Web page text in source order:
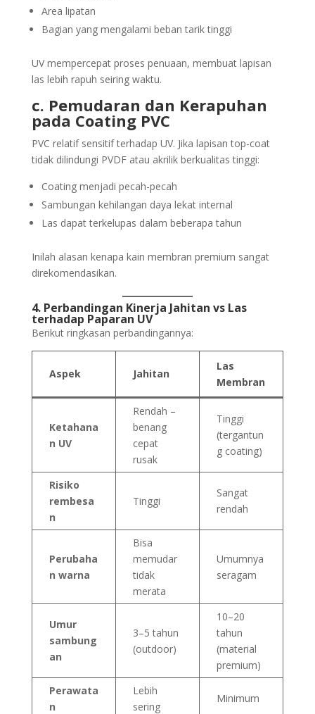
Area lipatan
Bagian yang mengalami beban tarik tinggi
UV mempercepat proses penuaan, membuat lapisan
las lebih rapuh seiring waktu.
c. Pemudaran dan Kerapuhan
pada Coating PVC
PVC relatif sensitif terhadap UV. Jika lapisan top-coat
tidak dilindungi PVDF atau akrilik berkualitas tinggi:
Coating menjadi pecah-pecah
Sambungan kehilangan daya lekat internal
Las dapat terkelupas dalam beberapa tahun
Inilah alasan kenapa kain membran premium sangat
direkomendasikan.
4. Perbandingan Kinerja Jahitan vs Las
terhadap Paparan UV
Berikut ringkasan perbandingannya:
Aspek Jahitan
Las
Membran
Ketahana
n UV
Rendah –
benang
cepat
rusak
Tinggi
(tergantun
g coating)
Risiko
rembesa
n
Tinggi
Sangat
rendah
Perubaha
n warna
Bisa
memudar
tidak
merata
Umumnya
seragam
Umur
sambung
an
3–5 tahun
(outdoor)
10–20
tahun
(material
premium)
Perawata
n
Lebih
sering
Minimum